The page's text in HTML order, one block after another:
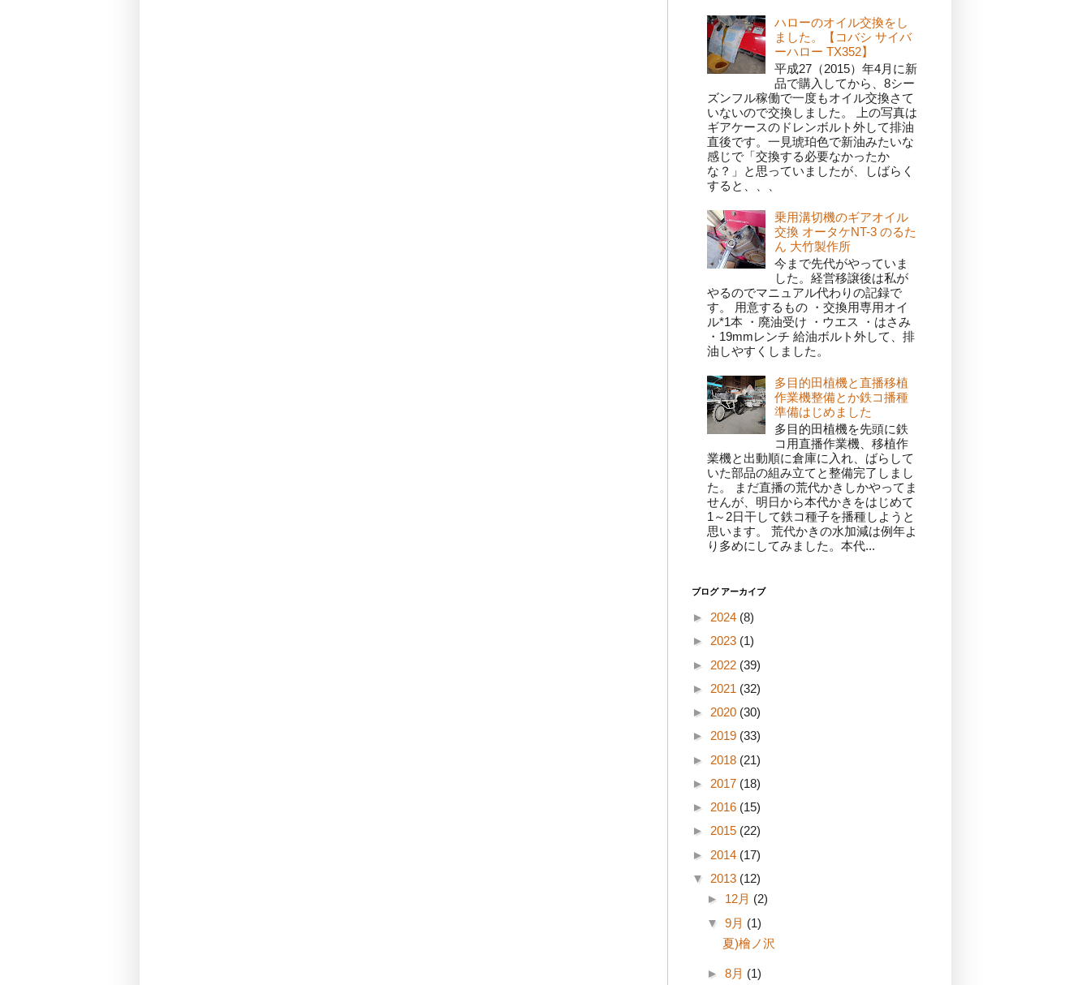
ハローのオイル交換をし
ました。【コバシ サイバ
ーハロー TX352】
平成27（2015）年4月に新
品で購入してから、8シー
ズンフル稼働で一度もオイル交換さて
いないので交換しました。 上の写真は
ギアケースのドレンボルト外して排油
直後です。一見琥珀色で新油みたいな
感じで「交換する必要なかったか
な？」と思っていましたが、しばらく
すると、、、
乗用溝切機のギアオイル
交換 オータケNT-3 のるた
ん 大竹製作所
今まで先代がやっていま
した。経営移譲後は私が
やるのでマニュアル代わりの記録で
す。 用意するもの ・交換用専用オイ
ル*1本 ・廃油受け ・ウエス ・はさみ
・19mmレンチ 給油ボルト外して、排
油しやすくしました。
多目的田植機と直播移植
作業機整備とか鉄コ播種
準備はじめました
多目的田植機を先頭に鉄
コ用直播作業機、移植作
業機と出動順に倉庫に入れ、ばらして
いた部品の組み立てと整備完了しまし
た。 まだ直播の荒代かきしかやってま
せんが、明日から本代かきをはじめて
1～2日干して鉄コ種子を播種しようと
思います。 荒代かきの水加減は例年よ
り多めにしてみました。本代...
ブログ アーカイブ
► 2024 (8)
► 2023 (1)
► 2022 (39)
► 2021 (32)
► 2020 (30)
► 2019 (33)
► 2018 (21)
► 2017 (18)
► 2016 (15)
► 2015 (22)
► 2014 (17)
▼ 2013 (12)
► 12月 (2)
▼ 9月 (1)
夏)檜ノ沢
► 8月 (1)